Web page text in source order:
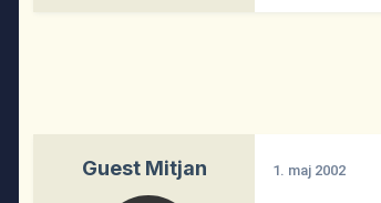
Guest Mitjan 1. maj 2002